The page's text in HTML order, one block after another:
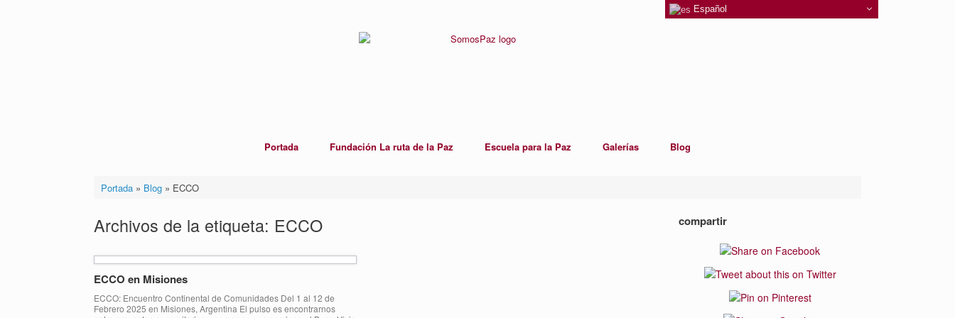
Portada Fundación La ruta de la Paz Escuela para la Paz Galerías Blog
Portada» Blog» ECCO
Archivos de la etiqueta: ECCO
ECCO en Misiones
ECCO: Encuentro Continental de Comunidades Del 1 al 12 de
Febrero 2025 en Misiones, Argentina El pulso es encontrarnos
compartir
Español